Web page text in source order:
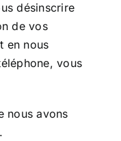
désinscrire
de vos
en nous
vous
nous avons